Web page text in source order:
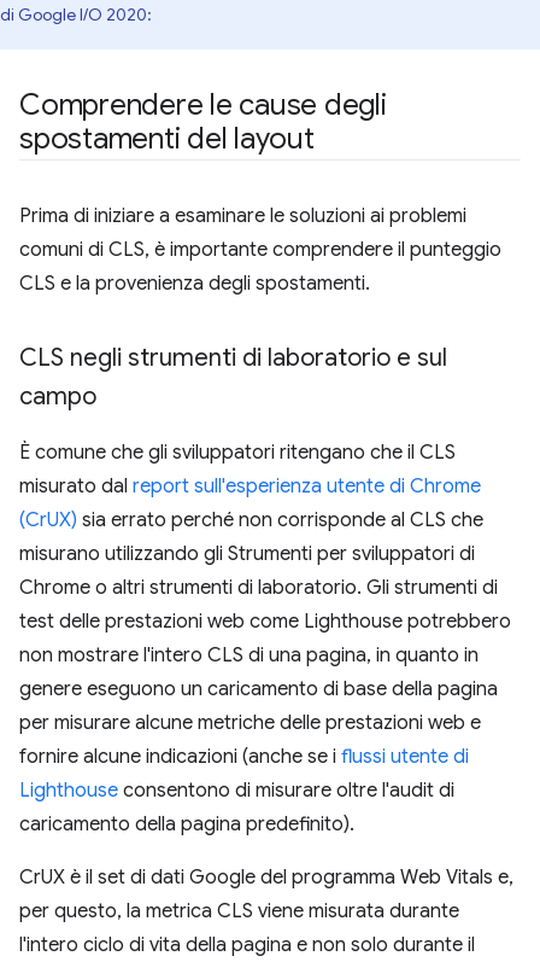
di Google I/O 2020:
Comprendere le cause degli
spostamenti del layout
Prima di iniziare a esaminare le soluzioni ai problemi
comuni di CLS, è importante comprendere il punteggio
CLS e la provenienza degli spostamenti.
CLS negli strumenti di laboratorio e sul
campo
È comune che gli sviluppatori ritengano che il CLS
misurato dal report sull'esperienza utente di Chrome
(CrUX) sia errato perché non corrisponde al CLS che
misurano utilizzando gli Strumenti per sviluppatori di
Chrome o altri strumenti di laboratorio. Gli strumenti di
test delle prestazioni web come Lighthouse potrebbero
non mostrare l'intero CLS di una pagina, in quanto in
genere eseguono un caricamento di base della pagina
per misurare alcune metriche delle prestazioni web e
fornire alcune indicazioni (anche se i flussi utente di
Lighthouse consentono di misurare oltre l'audit di
caricamento della pagina predefinito).
CrUX è il set di dati Google del programma Web Vitals e,
per questo, la metrica CLS viene misurata durante
l'intero ciclo di vita della pagina e non solo durante il